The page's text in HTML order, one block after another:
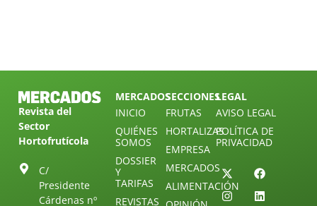
Revista del
Sector
Hortofrutícola
C/
Presidente
Cárdenas nº
MERCADOS
INICIO
QUIÉNES
SOMOS
DOSSIER
Y
TARIFAS
REVISTAS
SECCIONES
FRUTAS
HORTALIZAS
EMPRESA
MERCADOS
ALIMENTACIÓN
LEGAL
AVISO LEGAL
POLÍTICA DE
PRIVACIDAD